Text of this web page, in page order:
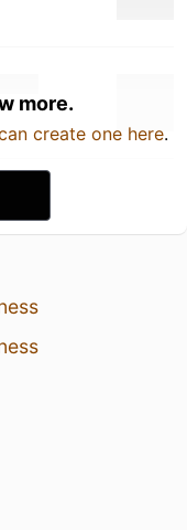
more.
create one here.